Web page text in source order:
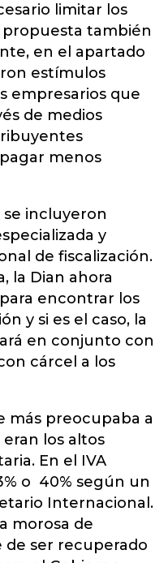
limitar los
también
en el apartado
estímulos
empresarios que
de medios
menos
se incluyeron
y
de fiscalización.
la Dian ahora
encontrar los
y si es el caso, la
en conjunto con
cárcel a los
más preocupaba a
eran los altos
En el IVA
o 40% según un
Internacional.
morosa de
de ser recuperado